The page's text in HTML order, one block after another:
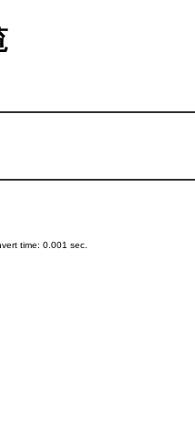
time: 0.001 sec.